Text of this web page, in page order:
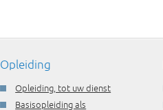
Opleiding
Opleiding, tot uw dienst
Basisopleiding als